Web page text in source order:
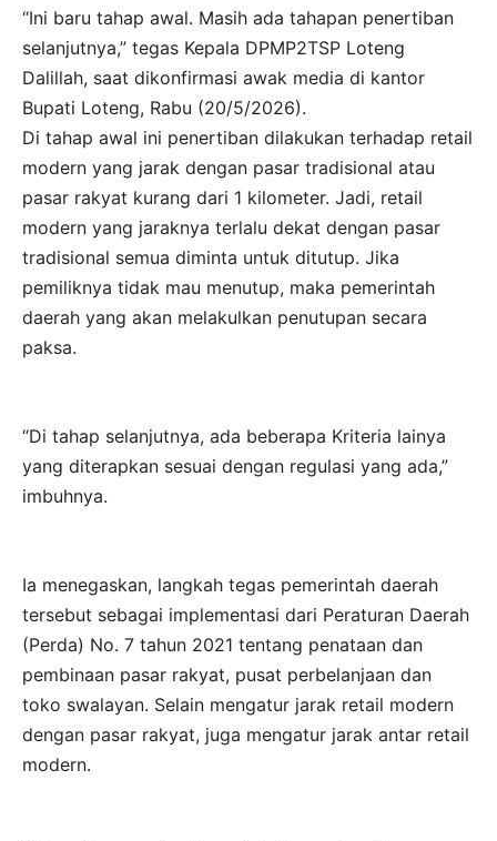
“Ini baru tahap awal. Masih ada tahapan penertiban
selanjutnya,” tegas Kepala DPMP2TSP Loteng
Dalillah, saat dikonfirmasi awak media di kantor
Bupati Loteng, Rabu (20/5/2026).
Di tahap awal ini penertiban dilakukan terhadap retail
modern yang jarak dengan pasar tradisional atau
pasar rakyat kurang dari 1 kilometer. Jadi, retail
modern yang jaraknya terlalu dekat dengan pasar
tradisional semua diminta untuk ditutup. Jika
pemiliknya tidak mau menutup, maka pemerintah
daerah yang akan melakulkan penutupan secara
paksa.
“Di tahap selanjutnya, ada beberapa Kriteria lainya
yang diterapkan sesuai dengan regulasi yang ada,”
imbuhnya.
Ia menegaskan, langkah tegas pemerintah daerah
tersebut sebagai implementasi dari Peraturan Daerah
(Perda) No. 7 tahun 2021 tentang penataan dan
pembinaan pasar rakyat, pusat perbelanjaan dan
toko swalayan. Selain mengatur jarak retail modern
dengan pasar rakyat, juga mengatur jarak antar retail
modern.